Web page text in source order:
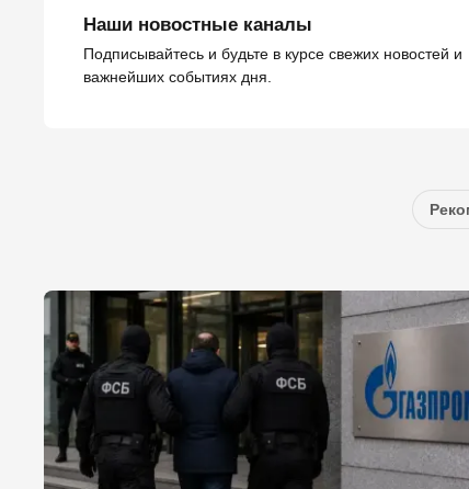
Наши новостные каналы
Подписывайтесь и будьте в курсе свежих новостей и
важнейших событиях дня.